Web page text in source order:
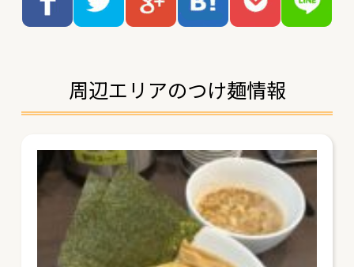
周辺エリアのつけ麺情報